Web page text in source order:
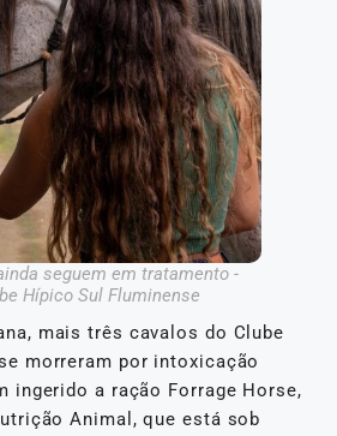
seguem em tratamento -
Hípico Sul Fluminense
mais três cavalos do Clube
morreram por intoxicação
ingerido a ração Forrage Horse,
Animal, que está sob